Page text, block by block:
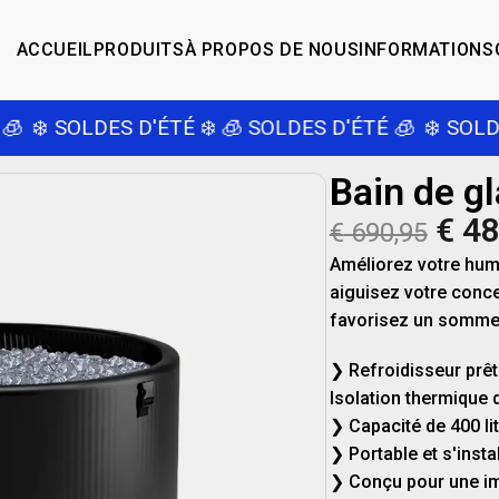
ACCUEILPRODUITSÀ PROPOS DE NOUSINFORMATIONS
SOLDES D'ÉTÉ ❄️🧊 SOLDES D'ÉTÉ 🧊 ❄️ SOLDES
Bain de
€690,95 €
Améliorez votre
aiguisez votre
favorisez un
❯ Refroidisseur
Isolation thermique
❯ Capacité de 400
❯ Portable et
❯ Conçu pour une